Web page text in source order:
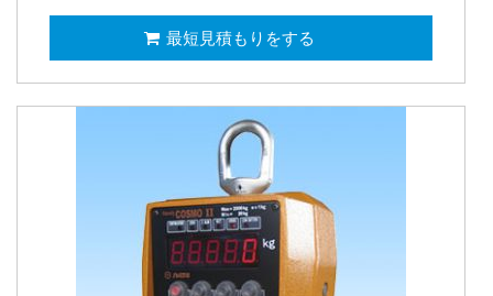
最短見積もりをする